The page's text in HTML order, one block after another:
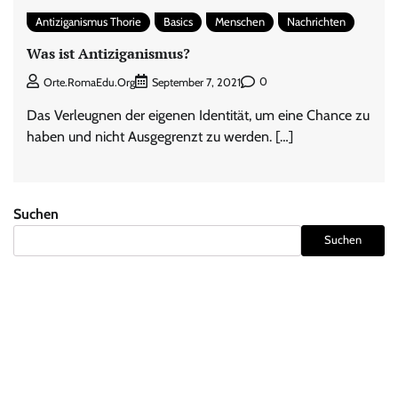
Antiziganismus Thorie Basics Menschen Nachrichten
Was ist Antiziganismus?
Orte.RomaEdu.org September 7, 2021 0
Das Verleugnen der eigenen Identität, um eine Chance zu
haben und nicht Ausgegrenzt zu werden. […]
Suchen
Suchen